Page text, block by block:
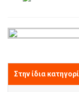
Στην ίδια